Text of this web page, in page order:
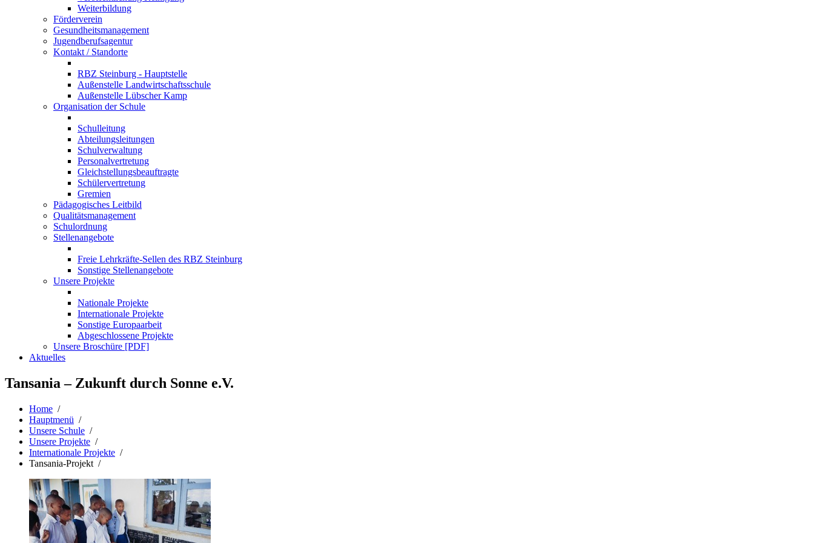
Weiterbildung
Förderverein
Gesundheitsmanagement
Jugendberufsagentur
Kontakt / Standorte
RBZ Steinburg - Hauptstelle
Außenstelle Landwirtschaftsschule
Außenstelle Lübscher Kamp
Organisation der Schule
Schulleitung
Abteilungsleitungen
Schulverwaltung
Personalvertretung
Gleichstellungsbeauftragte
Schülervertretung
Gremien
Pädagogisches Leitbild
Qualitätsmanagement
Schulordnung
Stellenangebote
Freie Lehrkräfte-Sellen des RBZ Steinburg
Sonstige Stellenangebote
Unsere Projekte
Nationale Projekte
Internationale Projekte
Sonstige Europaarbeit
Abgeschlossene Projekte
Unsere Broschüre [PDF]
Aktuelles
Tansania – Zukunft durch Sonne e.V.
Home /
Hauptmenü /
Unsere Schule /
Unsere Projekte /
Internationale Projekte /
Tansania-Projekt /